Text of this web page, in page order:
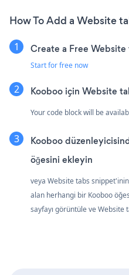
How To Add a Website
Create a Free
Start for free now
Kooboo için Website
Your code block will be
Kooboo
öğesini ekleyin
veya Website tabs
alan herhangi bir Kooboo
sayfayı görüntüle ve Website